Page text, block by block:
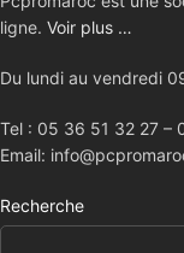
ligne. Voir plus …
Du lundi au vendredi
Tel : 05 36 51 32 27 –
Email:
Recherche